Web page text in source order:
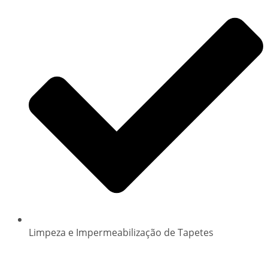
Limpeza e Impermeabilização de Tapetes